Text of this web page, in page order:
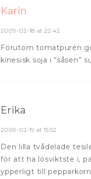
Karin
2009-02-18 at 22:42
Förutom tomatpurén
kinesisk soja i “såsen”
Erika
2009-02-19 at 15:52
Den lilla tvådelade
för att ha lösviktste i,
ypperligt till